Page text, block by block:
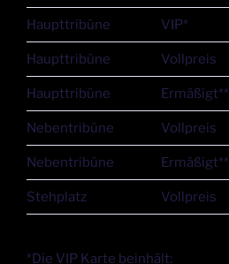
Haupttribüne VIP*
Haupttribüne Vollpreis
Haupttribüne Ermäßigt**
Nebentribüne Vollpreis
Nebentribüne Ermäßigt**
Stehplatz Vollpreis
*Die VIP Karte beinhält: